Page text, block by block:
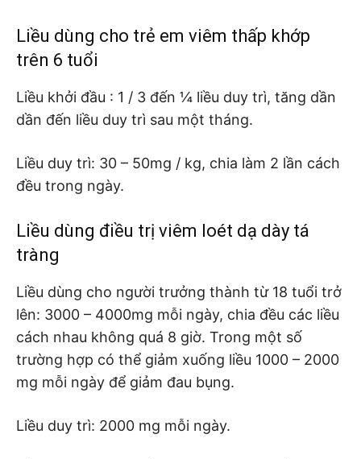
Liều dùng cho trẻ em viêm thấp khớp
trên 6 tuổi
Liều khởi đầu : 1 / 3 đến ¼ liều duy trì, tăng dần
dần đến liều duy trì sau một tháng.
Liều duy trì: 30 – 50mg / kg, chia làm 2 lần cách
đều trong ngày.
Liều dùng điều trị viêm loét dạ dày tá
tràng
Liều dùng cho người trưởng thành từ 18 tuổi trở
lên: 3000 – 4000mg mỗi ngày, chia đều các liều
cách nhau không quá 8 giờ. Trong một số
trường hợp có thể giảm xuống liều 1000 – 2000
mg mỗi ngày để giảm đau bụng.
Liều duy trì: 2000 mg mỗi ngày.